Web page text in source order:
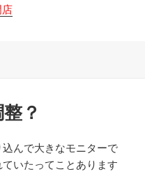
？
んで大きなモニターで
いたってことあります